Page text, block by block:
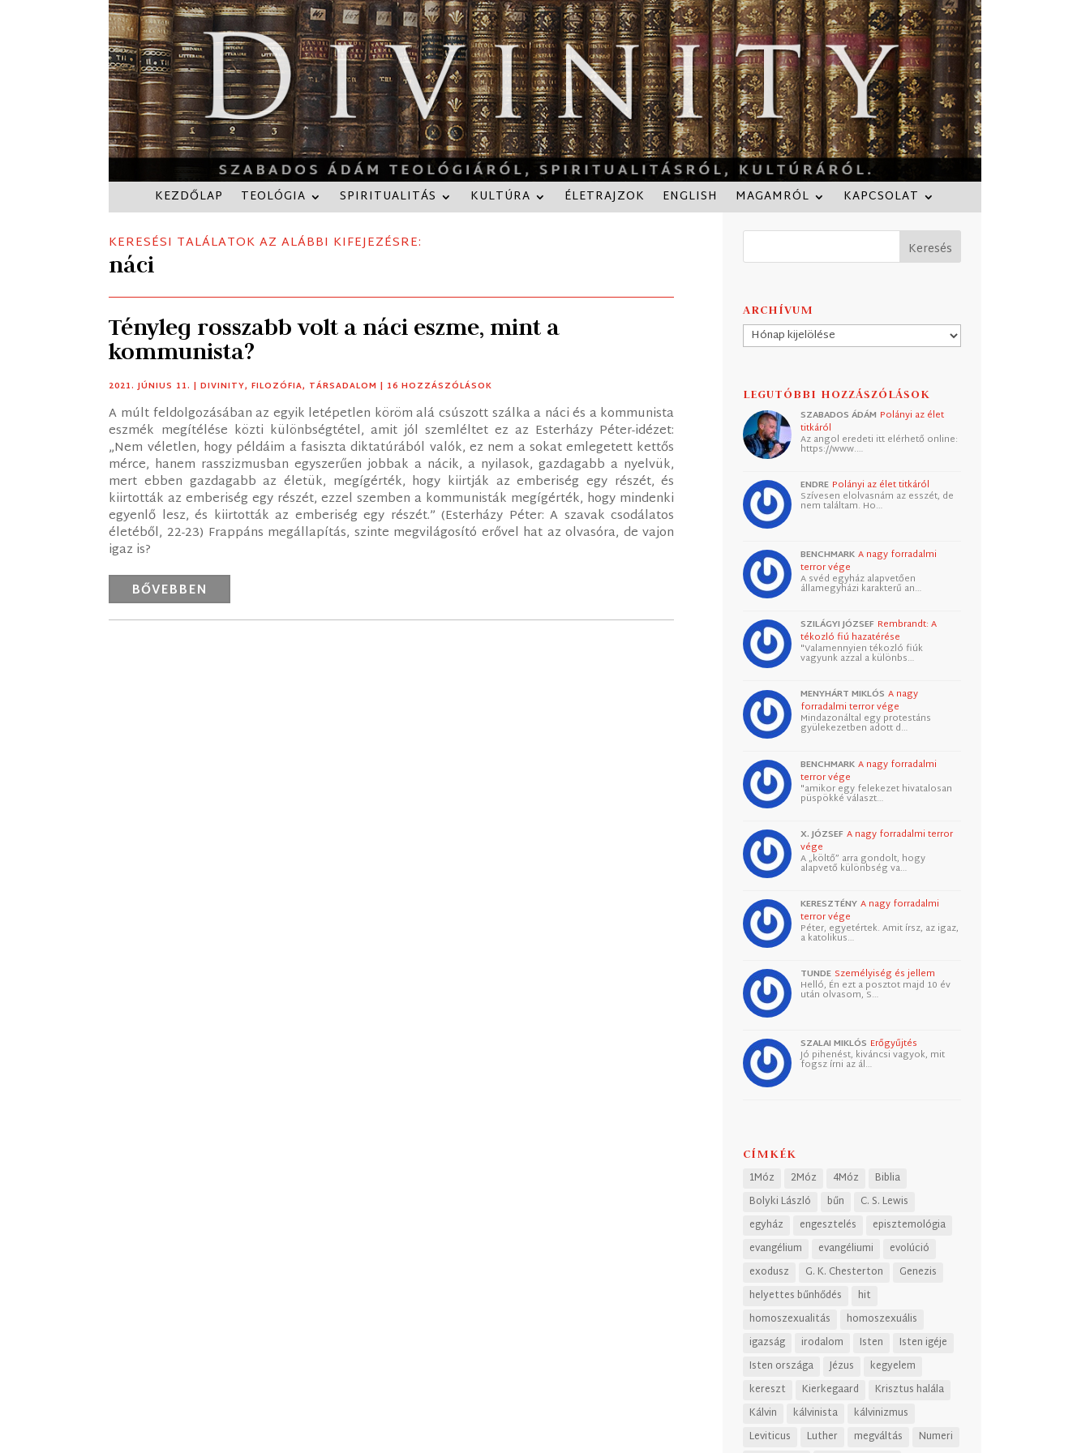
KEZDŐLAP TEOLÓGIA SPIRITUALITÁS KULTÚRA ÉLETRAJZOK ENGLISH MAGAMRÓL KAPCSOLAT
KERESÉSI TALÁLATOK AZ ALÁBBI KIFEJEZÉSRE:
náci
Tényleg rosszabb volt a náci eszme, mint a
kommunista?
2021. JÚNIUS 11. |DIVINITY,FILOZÓFIA, TÁRSADALOM | 16 HOZZÁSZÓLÁSOK
A múlt feldolgozásában az egyik letépetlen köröm alá csúszott szálka a náci és a kommunista
eszmék megítélése közti különbségtétel, amit jól szemléltet ez az Esterházy Péter-idézet:
„Nem véletlen, hogy példáim a fasiszta diktatúrából valók, ez nem a sokat emlegetett kettős
mérce, hanem rasszizmusban egyszerűen jobbak a nácik, a nyilasok, gazdagabb a nyelvük,
mert ebben gazdagabb az életük, megígérték, hogy kiirtják az emberiség egy részét, és
kiirtották az emberiség egy részét, ezzel szemben a kommunisták megígérték, hogy mindenki
egyenlő lesz, és kiirtották az emberiség egy részét.” (Esterházy Péter: A szavak csodálatos
életéből, 22-23) Frappáns megállapítás, szinte megvilágosító erővel hat az olvasóra, de vajon
igaz is?
BŐVEBBEN
ARCHÍVUM
Archívum
LEGUTÓBBI HOZZÁSZÓLÁSOK
SZABADOS ÁDÁM Polányi az élet
titkáról
Az angol eredeti itt elérhető online:
https://www.…
ENDRE Polányi az élet titkáról
Szívesen elolvasnám az esszét, de
nem találtam. Ho…
BENCHMARK A nagy forradalmi
terror vége
A svéd egyház alapvetően
államegyházi karakterű an…
SZILÁGYI JÓZSEF Rembrandt: A
tékozló fiú hazatérése
"Valamennyien tékozló fiúk
vagyunk azzal a különbs…
MENYHÁRT MIKLÓS A nagy
forradalmi terror vége
Mindazonáltal egy protestáns
gyülekezetben adott d…
BENCHMARK A nagy forradalmi
terror vége
"amikor egy felekezet hivatalosan
püspökké választ…
X. JÓZSEF A nagy forradalmi terror
vége
A „költő” arra gondolt, hogy
alapvető különbség va…
KERESZTÉNY A nagy forradalmi
terror vége
Péter, egyetértek. Amit írsz, az igaz,
a katolikus…
TUNDE Személyiség és jellem
Helló, Én ezt a posztot majd 10 év
után olvasom, S…
SZALAI MIKLÓS Erőgyűjtés
Jó pihenést, kiváncsi vagyok, mit
fogsz írni az ál…
CÍMKÉK
1Móz 2Móz 4Móz
Biblia
Bolyki László
bűn
C. S. Lewis
egyház
engesztelés
episztemológia
evangélium
evangéliumi
evolúció
exodusz
G. K. Chesterton
Genezis
helyettes bűnhődés
hit
homoszexualitás
homoszexuális
igazság
irodalom Isten
Isten igéje
Isten országa
Jézus
kegyelem
kereszt
Kierkegaard
Krisztus halála
Kálvin
kálvinista
kálvinizmus
Leviticus
Luther megváltás
Numeri